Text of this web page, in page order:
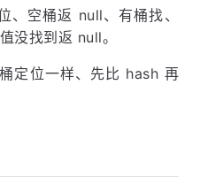
、空桶返 null、有桶找、
没找到返 null。
定位一样、先比 hash 再